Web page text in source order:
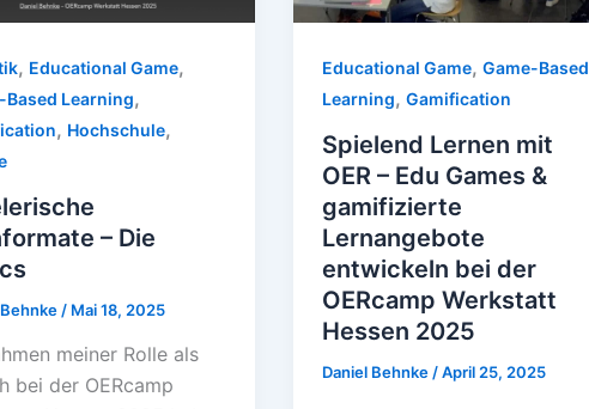
, Educational Game,
Based Learning,
, Hochschule,
– Die
/ Mai 18, 2025
meiner Rolle als
bei der OERcamp
Educational Game,Game-Based
Learning,Gamification
Spielend Lernen mit
OER – Edu Games &
gamifizierte
Lernangebote
entwickeln bei der
OERcamp Werkstatt
Hessen 2025
Daniel Behnke/April 25, 2025